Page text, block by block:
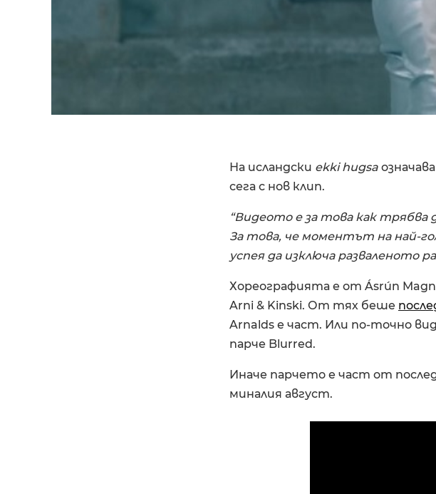
На исландски ekki hugsa
сега с нов клип.
“Видеото е за това как
За това, че моментът на най-
успея да изключа разваленото
Хореографията е от Ásrún
Arni & Kinski. От тях беше
Arnalds е част. Или по-точно
парче Blurred.
Иначе парчето е част от
миналия август.